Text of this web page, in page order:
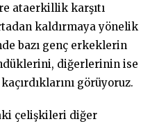
ataerkillik karşıtı
kaldırmaya yönelik
bazı genç erkeklerin
diğerlerinin ise
görüyoruz.
çelişkileri diğer